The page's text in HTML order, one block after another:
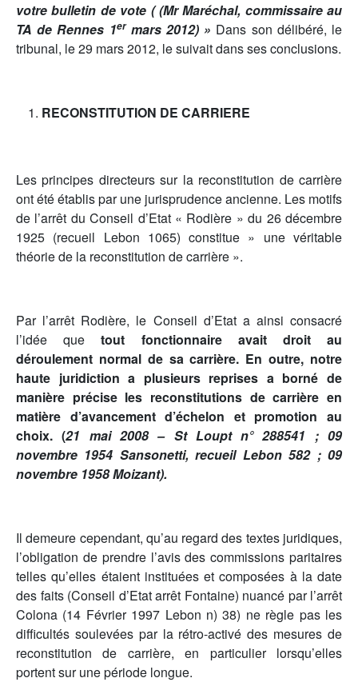
votre bulletin de vote ( (Mr Maréchal, commissaire au
TA de Rennes 1ermars 2012) » Dans son délibéré, le
tribunal, le 29 mars 2012, le suivait dans ses conclusions.
RECONSTITUTION DE CARRIERE
Les principes directeurs sur la reconstitution de carrière
ont été établis par une jurisprudence ancienne. Les motifs
de l’arrêt du Conseil d’Etat « Rodière » du 26 décembre
1925 (recueil Lebon 1065) constitue » une véritable
théorie de la reconstitution de carrière ».
Par l’arrêt Rodière, le Conseil d’Etat a ainsi consacré
l’idée que tout fonctionnaire avait droit au
déroulement normal de sa carrière. En outre, notre
haute juridiction a plusieurs reprises a borné de
manière précise les reconstitutions de carrière en
matière d’avancement d’échelon et promotion au
choix. (21 mai 2008 – St Loupt n° 288541 ; 09
novembre 1954 Sansonetti, recueil Lebon 582 ; 09
novembre 1958 Moizant).
Il demeure cependant, qu’au regard des textes juridiques,
l’obligation de prendre l’avis des commissions paritaires
telles qu’elles étaient instituées et composées à la date
des faits (Conseil d’Etat arrêt Fontaine) nuancé par l’arrêt
Colona (14 Février 1997 Lebon n) 38) ne règle pas les
difficultés soulevées par la rétro-activé des mesures de
reconstitution de carrière, en particulier lorsqu’elles
portent sur une période longue.